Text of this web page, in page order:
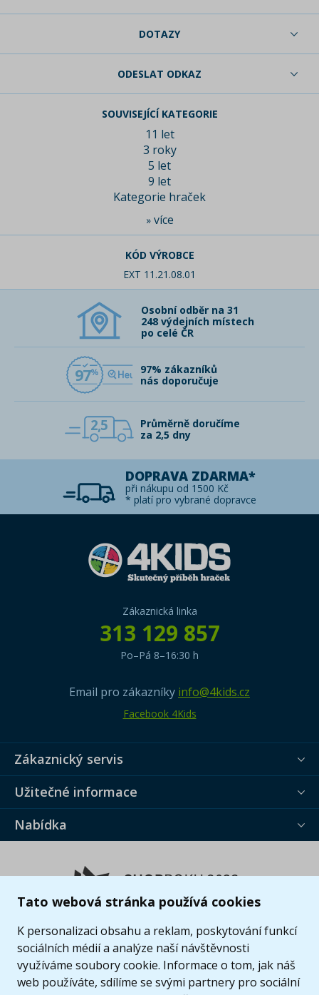
Tato webová stránka používá cookies
K personalizaci obsahu a reklam, poskytování funkcí
sociálních médií a analýze naší návštěvnosti
využíváme soubory cookie. Informace o tom, jak náš
web používáte, sdílíme se svými partnery pro sociální
DOTAZY
ODESLAT ODKAZ
SOUVISEJÍCÍ KATEGORIE
11 let
3 roky
5 let
9 let
Kategorie hraček
» více
KÓD VÝROBCE
EXT 11.21.08.01
Osobní odběr na 31
248 výdejních místech
po celé ČR
97
97% zákazníků
nás doporučuje
2,5
Průměrně doručíme
za 2,5 dny
DOPRAVA ZDARMA*
při nákupu od 1500 Kč
* platí pro vybrané dopravce
Zákaznická linka
313 129 857
Po–Pá 8–16:30 h
Email pro zákazníky info@4kids.cz
Facebook 4Kids
Zákaznický servis
Užitečné informace
Nabídka